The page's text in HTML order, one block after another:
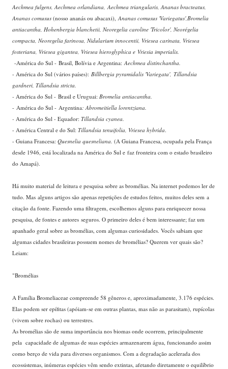
Aechmea fulgens, Aechmea orlandiana, Aechmea triangularis, Ananas bracteatus,
Ananas comusus (nosso ananás ou abacaxi), Ananas comusus 'Variegatus',Bromelia
antiacantha, Hohenbergia blanchetii, Neoregelia caroline 'Tricolor', Neorégelia
compacta, Neoregelia farinosa, Nidularium innocentii, Vriesea carinata, Vriesea
fosteriana, Vriesea gigantea, Vriesea hieroglyphica e Vriesia imperialis.
-América do Sul - Brasil, Bolívia e Argentina: Aechmea distinchantha.
- América do Sul (vários países): Billbergia pyramidalis 'Variegata', Tillandsia
gardneri, Tillandsia stricta.
- América do Sul - Brasil e Uruguai: Bromelia antiacantha.
- América do Sul - Argentina: Abromeitiella lorentziana.
- América do Sul - Equador: Tillandsia cyanea.
- América Central e do Sul: Tillandsia tenuifolia, Vriesea hybrida.
- Guiana Francesa: Quesnelia quesneliana. (A Guiana Francesa, ocupada pela França
desde 1946, está localizada na América do Sul e faz fronteira com o estado brasileiro
do Amapá).
Há muito material de leitura e pesquisa sobre as bromélias. Na internet podemos ler de
tudo. Mas alguns artigos são apenas repetições de estudos feitos, muitos deles sem a
citação da fonte. Fazendo uma filtragem, escolhemos alguns para enriquecer nossa
pesquisa, de fontes e autores seguros. O primeiro deles é bem interessante; faz um
apanhado geral sobre as bromélias, com algumas curiosidades. Vocês sabiam que
algumas cidades brasileiras possuem nomes de bromélias? Querem ver quais são?
Leiam:
"Bromélias
A Família Bromeliaceae compreende 58 gêneros e, aproximadamente, 3.176 espécies.
Elas podem ser epífitas (apóiam-se em outras plantas, mas não as parasitam), rupícolas
(vivem sobre rochas) ou terrestres.
As bromélias são de suma importância nos biomas onde ocorrem, principalmente
pela capacidade de algumas de suas espécies armazenarem água, funcionando assim
como berço de vida para diversos organismos. Com a degradação acelerada dos
ecossistemas, inúmeras espécies vêm sendo extintas, afetando diretamente o equilíbrio